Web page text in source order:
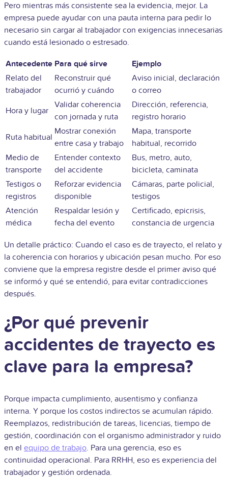
Pero mientras más consistente sea la evidencia, mejor. La
empresa puede ayudar con una pauta interna para pedir lo
necesario sin cargar al trabajador con exigencias innecesarias
cuando está lesionado o estresado.
Antecedente Para qué sirve
Ejemplo
Relato del
trabajador
Reconstruir qué
ocurrió y cuándo
Aviso inicial, declaración
o correo
Hora y lugar
Validar coherencia
con jornada y ruta
Dirección, referencia,
registro horario
Ruta habitual
Mostrar conexión
entre casa y trabajo
Mapa, transporte
habitual, recorrido
Medio de
transporte
Entender contexto
del accidente
Bus, metro, auto,
bicicleta, caminata
Testigos o
registros
Reforzar evidencia
disponible
Cámaras, parte policial,
testigos
Atención
médica
Respaldar lesión y
fecha del evento
Certificado, epicrisis,
constancia de urgencia
Un detalle práctico: Cuando el caso es de trayecto, el relato y
la coherencia con horarios y ubicación pesan mucho. Por eso
conviene que la empresa registre desde el primer aviso qué
se informó y qué se entendió, para evitar contradicciones
después.
¿Por qué prevenir
accidentes de trayecto es
clave para la empresa?
Porque impacta cumplimiento, ausentismo y confianza
interna. Y porque los costos indirectos se acumulan rápido.
Reemplazos, redistribución de tareas, licencias, tiempo de
gestión, coordinación con el organismo administrador y ruido
en el equipo de trabajo. Para una gerencia, eso es
continuidad operacional. Para RRHH, eso es experiencia del
trabajador y gestión ordenada.